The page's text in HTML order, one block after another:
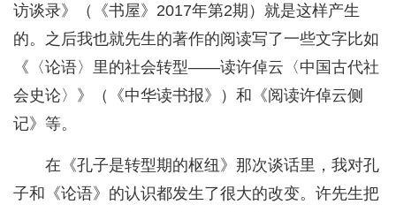
访谈录》（《书屋》2017年第2期）就是这样产生
的。之后我也就先生的著作的阅读写了一些文字比如
《〈论语〉里的社会转型——读许倬云〈中国古代社
会史论〉》（《中华读书报》）和《阅读许倬云侧
记》等。
在《孔子是转型期的枢纽》那次谈话里，我对孔
子和《论语》的认识都发生了很大的改变。许先生把